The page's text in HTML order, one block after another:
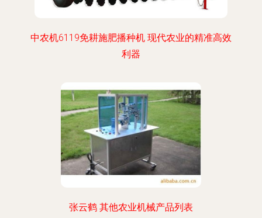
中农机6119免耕施肥播种机 现代农业的精准高效
利器
张云鹤 其他农业机械产品列表